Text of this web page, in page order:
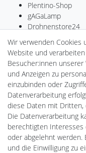
Plentino-Shop
gAGaLamp
Drohnenstore24
Cardanlight-Shop
Batteriespeicher
PlentiSolar
Gebrauchtlicht
Wallbox24
DEYESOLAR
Lightech Connect
CardanLight
FORTIMO LEDs
LED-RETROSHOP
MeinUSB
Wir verwenden Cookies
Website und
Besucher:innen unserer
und Anzeigen zu
einzubinden oder
Datenverarbeitung
diese Daten mit Dritten,
Die Datenverarbeitung
berechtigten
oder abgelehnt werden.
und die Einwilligung zu